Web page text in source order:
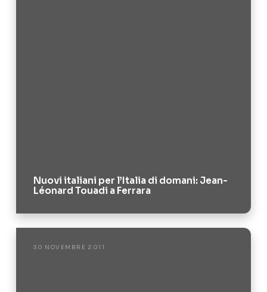
Nuovi italiani per l’Italia di domani: Jean-
Léonard Touadi a Ferrara
30 NOVEMBRE 2011